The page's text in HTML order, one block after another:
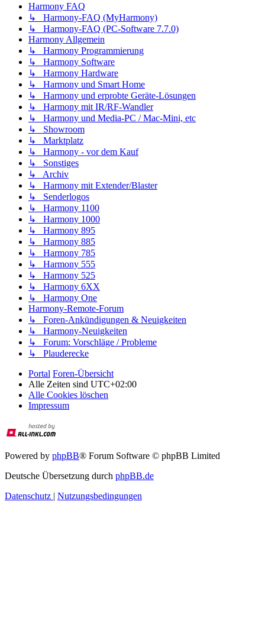
Harmony FAQ
↳ Harmony-FAQ (MyHarmony)
↳ Harmony-FAQ (PC-Software 7.7.0)
Harmony Allgemein
↳ Harmony Programmierung
↳ Harmony Software
↳ Harmony Hardware
↳ Harmony und Smart Home
↳ Harmony und erprobte Geräte-Lösungen
↳ Harmony mit IR/RF-Wandler
↳ Harmony und Media-PC / Mac-Mini, etc
↳ Showroom
↳ Marktplatz
↳ Harmony - vor dem Kauf
↳ Sonstiges
↳ Archiv
↳ Harmony mit Extender/Blaster
↳ Senderlogos
↳ Harmony 1100
↳ Harmony 1000
↳ Harmony 895
↳ Harmony 885
↳ Harmony 785
↳ Harmony 555
↳ Harmony 525
↳ Harmony 6XX
↳ Harmony One
Harmony-Remote-Forum
↳ Foren-Ankündigungen & Neuigkeiten
↳ Harmony-Neuigkeiten
↳ Forum: Vorschläge / Probleme
↳ Plauderecke
Portal Foren-Übersicht
Alle Zeiten sind UTC+02:00
Alle Cookies löschen
Impressum
Powered by phpBB® Forum Software © phpBB Limited
Deutsche Übersetzung durch phpBB.de
Datenschutz | Nutzungsbedingungen